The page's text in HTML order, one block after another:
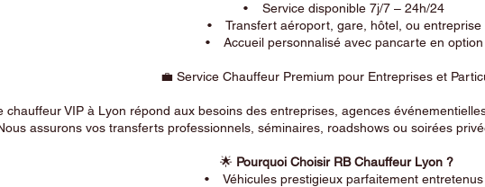
• Service disponible 7j/7 – 24h/24
• Transfert aéroport, gare, hôtel, ou entreprise
• Accueil personnalisé avec pancarte en option
💼 Service Chauffeur Premium pour Entreprises et
chauffeur VIP à Lyon répond aux besoins des entreprises, agences
assurons vos transferts professionnels, séminaires, roadshows ou soirées
🌟 Pourquoi Choisir RB Chauffeur Lyon ?
• Véhicules prestigieux parfaitement entretenus